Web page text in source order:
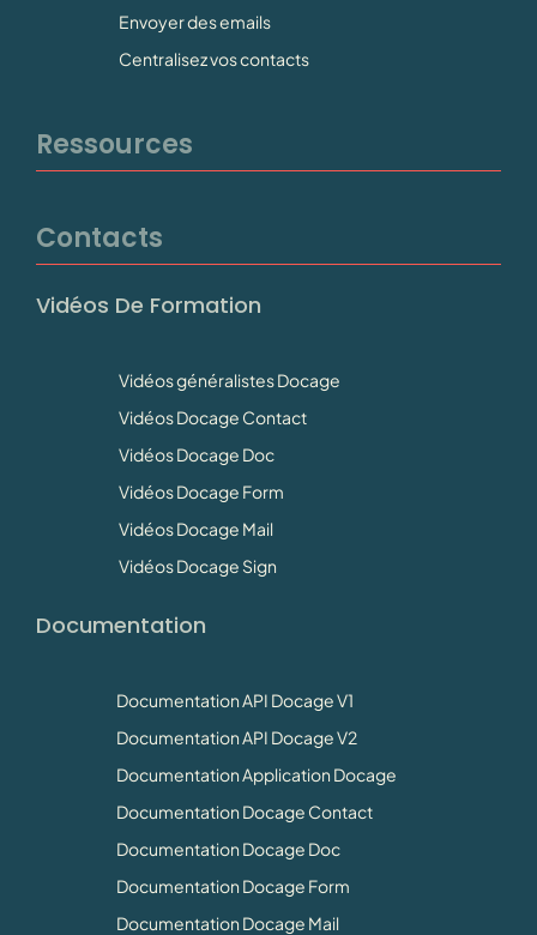
Envoyer des emails
Centralisez vos contacts
Ressources
Contacts
Vidéos De Formation
Vidéos généralistes Docage
Vidéos Docage Contact
Vidéos Docage Doc
Vidéos Docage Form
Vidéos Docage Mail
Vidéos Docage Sign
Documentation
Documentation API Docage V1
Documentation API Docage V2
Documentation Application Docage
Documentation Docage Contact
Documentation Docage Doc
Documentation Docage Form
Documentation Docage Mail